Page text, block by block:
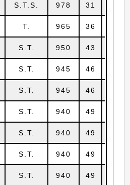
S.T.S. 978 31
T. 965 36
S.T. 950 43
S.T. 945 46
S.T. 945 46
S.T. 940 49
S.T. 940 49
S.T. 940 49
S.T. 940 49